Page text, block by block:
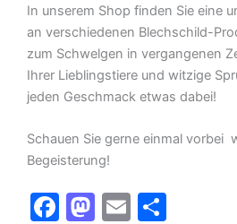
In unserem Shop finden Sie eine
an verschiedenen Blechschild-
zum Schwelgen in vergangenen
Ihrer Lieblingstiere und witzige
jeden Geschmack etwas dabei!
Schauen Sie gerne einmal vorbei
Begeisterung!
F
M E